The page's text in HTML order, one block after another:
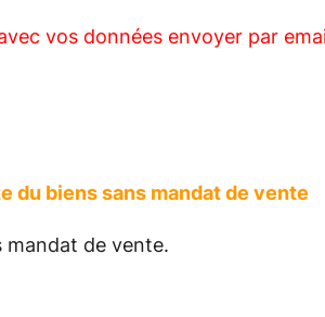
vos données envoyer par
du biens sans mandat de vente
mandat de vente.